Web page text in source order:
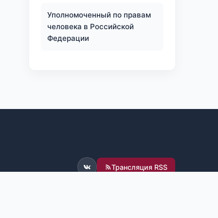
Уполномоченный по правам
человека в Российской
Федерации
ВКонтакте
Трансляция RSS